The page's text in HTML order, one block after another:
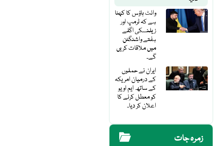
وائٹ ہاؤس کا کہنا
ہے کہ ٹرمپ اور
زیلنسکی اگلے
ہفتے واشنگٹن
میں ملاقات کریں
گے۔
ایران نے حملوں
کے درمیان امریکہ
کے ساتھ ایم او یو
کو معطل کرنے کا
اعلان کر دیا۔
زمرہ جات